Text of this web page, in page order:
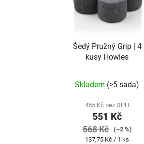
Šedý Pružný Grip | 4
kusy Howies
Skladem (>5 sada)
455 Kč bez DPH
551 Kč
568 Kč
(–2 %)
Měrná
137,75 Kč / 1 ks